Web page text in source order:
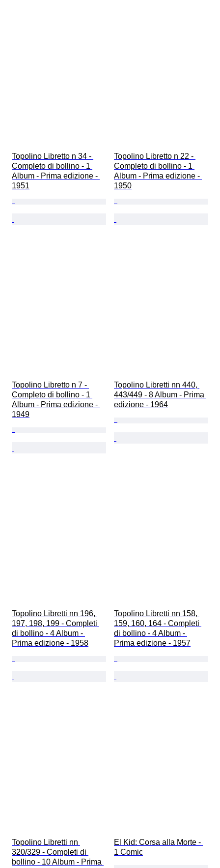
Topolino Libretto n 34 -
Completo di bollino - 1
Album - Prima edizione -
1951
Topolino Libretto n 22 -
Completo di bollino - 1
Album - Prima edizione -
1950
Topolino Libretto n 7 -
Completo di bollino - 1
Album - Prima edizione -
1949
Topolino Libretti nn 440,
443/449 - 8 Album - Prima
edizione - 1964
Topolino Libretti nn 196,
197, 198, 199 - Completi
di bollino - 4 Album -
Prima edizione - 1958
Topolino Libretti nn 158,
159, 160, 164 - Completi
di bollino - 4 Album -
Prima edizione - 1957
Topolino Libretti nn
320/329 - Completi di
bollino - 10 Album - Prima
El Kid: Corsa alla Morte -
1 Comic